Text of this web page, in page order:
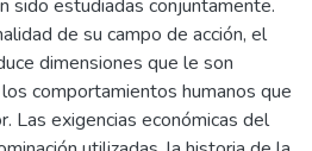
sido estudiadas conjuntamente.
de su campo de acción, el
dimensiones que le son
comportamientos humanos que
Las exigencias económicas del